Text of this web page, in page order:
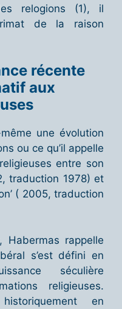
relogions (1), il
de la raison
récente
aux
une évolution
ou ce qu’il appelle
entre son
traduction 1978) et
( 2005, traduction
Habermas rappelle
s’est défini en
séculière
religieuses.
en